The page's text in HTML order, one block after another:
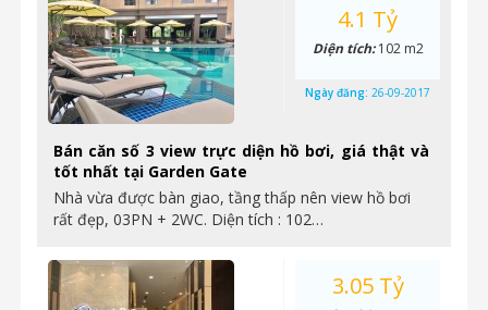
Bán căn số 3 view trực diện hồ bơi, giá thật và
tốt nhất tại Garden Gate
Nhà vừa được bàn giao, tầng thấp nên view hồ bơi
rất đẹp, 03PN + 2WC. Diện tích : 102…
4.1 Tỷ
Diện tích:102 m2
Ngày đăng: 26-09-2017
3.05 Tỷ